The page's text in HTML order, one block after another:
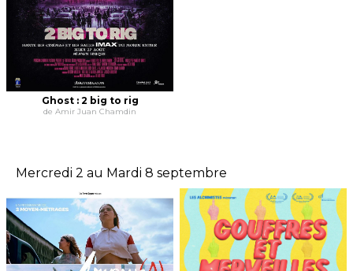
Ghost : 2 big to rig
de Amir Juan Chamdin
Mercredi 2 au Mardi 8 septembre